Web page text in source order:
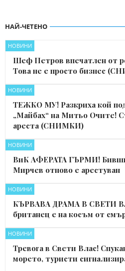
НАЙ-ЧЕТЕНО
НОВИНИ
Шеф Петров впечатлен от
Това не е просто бизнес
НОВИНИ
ТЕЖКО МУ! Разкриха кой
„Майбах“ на Митьо Очите!
ареста (СНИМКИ)
НОВИНИ
ВиК АФЕРАТА ГЪРМИ!
Мирчев отново е арестуван
НОВИНИ
КЪРВАВА ДРАМА В СВЕТИ
британец е на косъм от
НОВИНИ
Тревога в Свети Влас!
морето, туристи